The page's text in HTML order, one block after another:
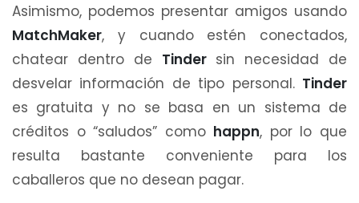
Asimismo, podemos presentar amigos usando
MatchMaker, y cuando estén conectados,
chatear dentro de Tinder sin necesidad de
desvelar información de tipo personal. Tinder
es gratuita y no se basa en un sistema de
créditos o “saludos” como happn, por lo que
resulta bastante conveniente para los
caballeros que no desean pagar.